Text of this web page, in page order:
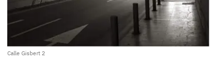
Calle Gisbert 2